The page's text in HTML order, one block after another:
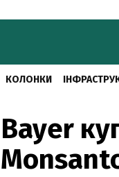
КОЛОНКИ
Bayer